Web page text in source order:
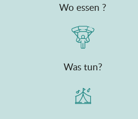
Wo essen ?
Was tun?